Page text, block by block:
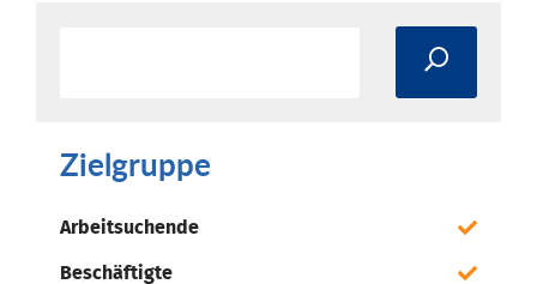
Zielgruppe
Arbeitsuchende
Beschäftigte